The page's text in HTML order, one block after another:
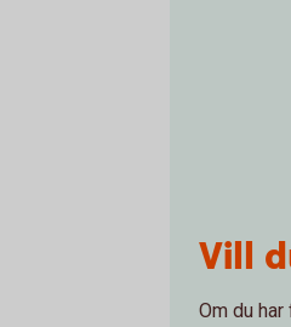
Vill
Om du